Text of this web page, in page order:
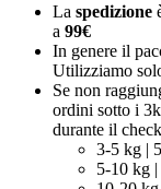
La spedizione
a 99€
In genere il
Utilizziamo
Se non
ordini sotto i
durante il
3-5 kg |
5-10 kg